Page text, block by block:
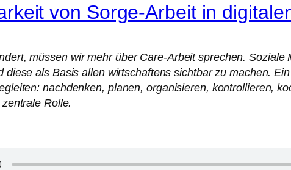
von Sorge-Arbeit in
müssen wir mehr über Care-Arbeit sprechen.
diese als Basis allen wirtschaftens sichtbar zu machen.
nachdenken, planen, organisieren, kontrollieren,
Rolle.